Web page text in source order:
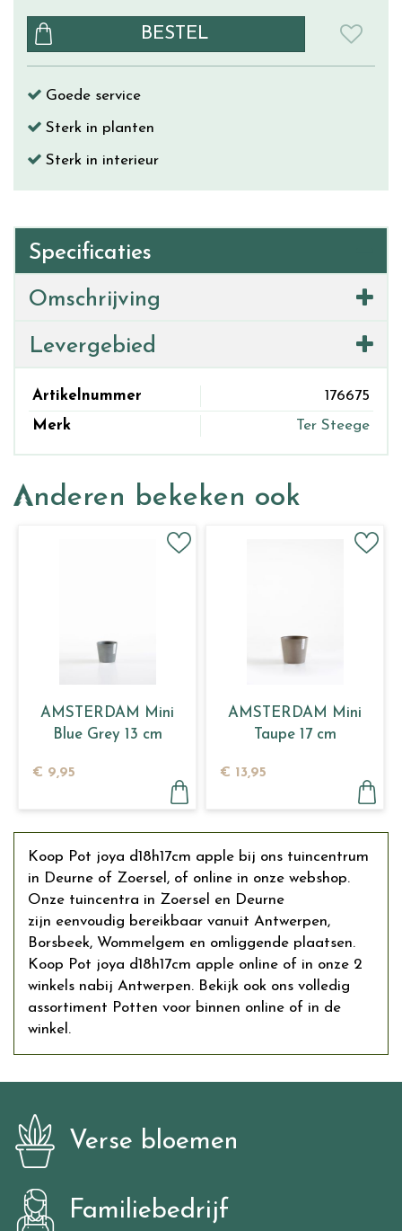
Goede service
Sterk in planten
Sterk in interieur
Specificaties
Omschrijving
Levergebied
Artikelnummer
176675
Merk
Ter Steege
Anderen bekeken ook
AMSTERDAM Mini
Blue Grey 13 cm
€ 9,95
AMSTERDAM Mini
Taupe 17 cm
€ 13,95
Koop Pot joya d18h17cm apple bij ons tuincentrum
in Deurne of Zoersel, of online in onze webshop.
Onze tuincentra in Zoersel en Deurne
zijn eenvoudig bereikbaar vanuit Antwerpen,
Borsbeek, Wommelgem en omliggende plaatsen.
Koop Pot joya d18h17cm apple online of in onze 2
winkels nabij Antwerpen. Bekijk ook ons volledig
assortiment Potten voor binnen online of in de
winkel.
Verse bloemen
Familiebedrijf